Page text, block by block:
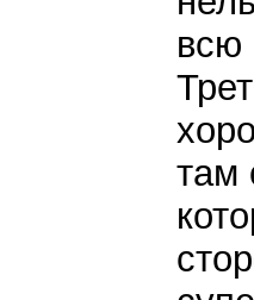
всю
там